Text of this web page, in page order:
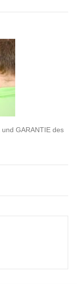
und GARANTIE des